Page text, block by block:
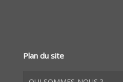
Plan du site